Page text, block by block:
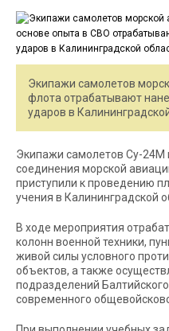
Экипажи самолетов
флота отрабатывают
ударов в
Экипажи самолетов Су-24М
соединения морской
приступили к проведению
учения в Калининградской
В ходе мероприятия
колонн военной техники,
живой силы условного
объектов, а также
подразделений
современного